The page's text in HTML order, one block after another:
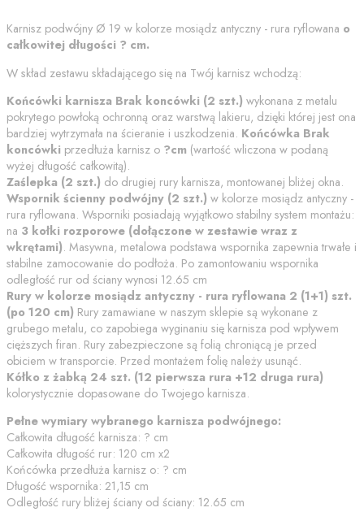
Karnisz podwójny Ø 19 w kolorze mosiądz antyczny - rura ryflowana o
całkowitej długości ? cm.
W skład zestawu składającego się na Twój karnisz wchodzą:
Końcówki karnisza Brak koncówki (2 szt.) wykonana z metalu
pokrytego powłoką ochronną oraz warstwą lakieru, dzięki której jest ona
bardziej wytrzymała na ścieranie i uszkodzenia. Końcówka Brak
koncówki przedłuża karnisz o ?cm (wartość wliczona w podaną
wyżej długość całkowitą).
Zaślepka (2 szt.) do drugiej rury karnisza, montowanej bliżej okna.
Wspornik ścienny podwójny (2 szt.) w kolorze mosiądz antyczny -
rura ryflowana. Wsporniki posiadają wyjątkowo stabilny system montażu:
na 3 kołki rozporowe (dołączone w zestawie wraz z
wkrętami). Masywna, metalowa podstawa wspornika zapewnia trwałe i
stabilne zamocowanie do podłoża. Po zamontowaniu wspornika
odległość rur od ściany wynosi 12.65 cm
Rury w kolorze mosiądz antyczny - rura ryflowana 2 (1+1) szt.
(po 120 cm) Rury zamawiane w naszym sklepie są wykonane z
grubego metalu, co zapobiega wyginaniu się karnisza pod wpływem
cięższych firan. Rury zabezpieczone są folią chroniącą je przed
obiciem w transporcie. Przed montażem folię należy usunąć.
Kółko z żabką 24 szt. (12 pierwsza rura +12 druga rura)
kolorystycznie dopasowane do Twojego karnisza.
Pełne wymiary wybranego karnisza podwójnego:
Całkowita długość karnisza: ? cm
Całkowita długość rur: 120 cm x2
Końcówka przedłuża karnisz o: ? cm
Długość wspornika: 21,15 cm
Odległość rury bliżej ściany od ściany: 12.65 cm